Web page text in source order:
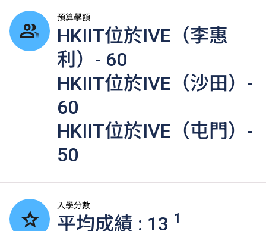
預算學額
HKIIT位於IVE（李惠
利）- 60
HKIIT位於IVE（沙田）-
60
HKIIT位於IVE（屯門）-
50
入學分數
平均成績 : 13 1